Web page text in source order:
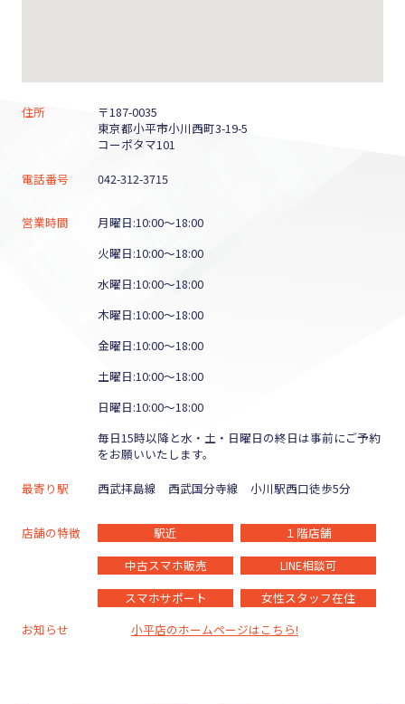
住所
〒187-0035
東京都小平市小川西町3-19-5
コーポタマ101
電話番号
042-312-3715
営業時間
月曜日:10:00～18:00
火曜日:10:00～18:00
水曜日:10:00～18:00
木曜日:10:00～18:00
金曜日:10:00～18:00
土曜日:10:00～18:00
日曜日:10:00～18:00
毎日15時以降と水・土・日曜日の終日は事前にご予約
をお願いいたします。
最寄り駅
西武拝島線 西武国分寺線 小川駅西口徒歩5分
店舗の特徴 駅近
１階店舗
中古スマホ販売
LINE相談可
スマホサポート
女性スタッフ在住
お知らせ
小平店のホームページはこちら!